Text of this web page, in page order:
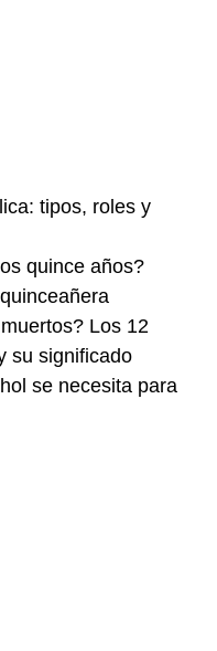
tipos, roles y
quince años?
Los 12
su significado
se necesita para